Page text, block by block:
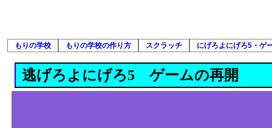
もりの学校 もりの学校の作り方 スクラッチ にげろよにげろ5・ゲ
逃げろよにげろ5 ゲームの再開